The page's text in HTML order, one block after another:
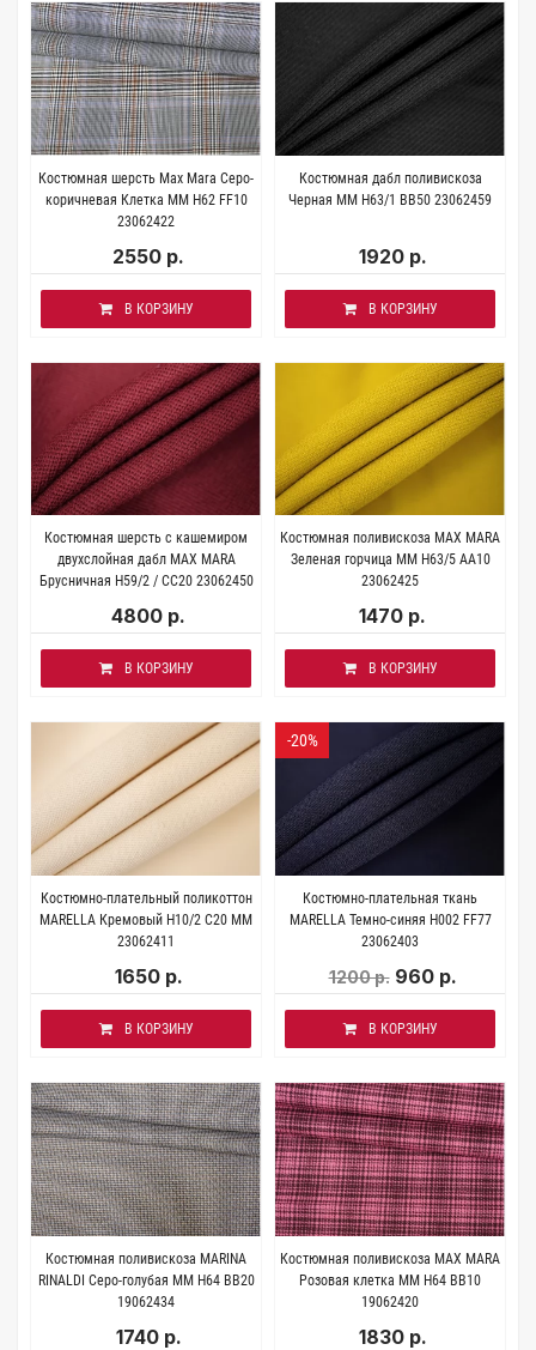
Костюмная шерсть Max Mara Серо-
коричневая Клетка МM H62 FF10
23062422
2550 р.
В КОРЗИНУ
Костюмная дабл поливискоза
Черная ММ H63/1 BB50 23062459
1920 р.
В КОРЗИНУ
Костюмная шерсть с кашемиром
двухслойная дабл MAX MARA
Брусничная H59/2 / CC20 23062450
4800 р.
В КОРЗИНУ
Костюмная поливискоза MAX MARA
Зеленая горчица MM H63/5 AA10
23062425
1470 р.
В КОРЗИНУ
Костюмно-плательный поликоттон
MARELLA Кремовый H10/2 C20 ММ
23062411
1650 р.
В КОРЗИНУ
-20%
Костюмно-плательная ткань
MARELLA Темно-синяя H002 FF77
23062403
1200 р. 960 р.
В КОРЗИНУ
Костюмная поливискоза MARINA
RINALDI Серо-голубая MM H64 BB20
19062434
1740 р.
Костюмная поливискоза MAX MARA
Розовая клетка ММ H64 BB10
19062420
1830 р.